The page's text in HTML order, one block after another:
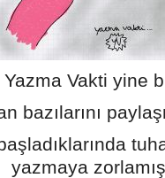
Vakti yine
bazılarını
yazmaya